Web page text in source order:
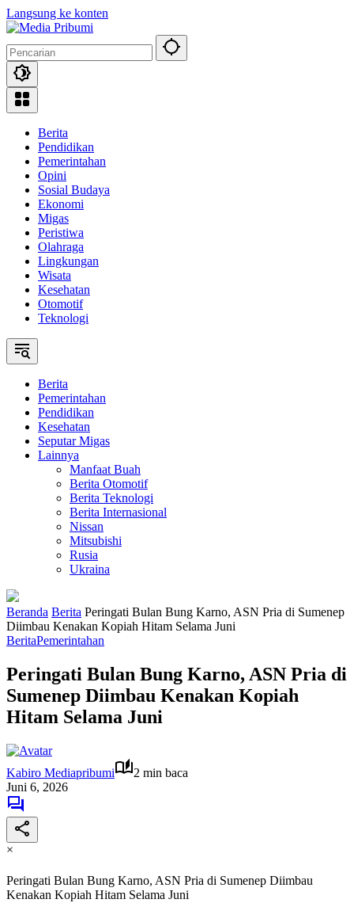
Langsung ke konten
Berita
Pendidikan
Pemerintahan
Opini
Sosial Budaya
Ekonomi
Migas
Peristiwa
Olahraga
Lingkungan
Wisata
Kesehatan
Otomotif
Teknologi
Berita
Pemerintahan
Pendidikan
Kesehatan
Seputar Migas
Lainnya
Manfaat Buah
Berita Otomotif
Berita Teknologi
Berita Internasional
Nissan
Mitsubishi
Rusia
Ukraina
Beranda Berita Peringati Bulan Bung Karno, ASN Pria di Sumenep
Diimbau Kenakan Kopiah Hitam Selama Juni
BeritaPemerintahan
Peringati Bulan Bung Karno, ASN Pria di
Sumenep Diimbau Kenakan Kopiah
Hitam Selama Juni
Kabiro Mediapribumi
2 min baca
Juni 6, 2026
×
Peringati Bulan Bung Karno, ASN Pria di Sumenep Diimbau
Kenakan Kopiah Hitam Selama Juni